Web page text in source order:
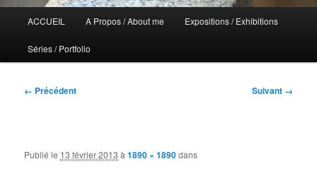
principal
ACCUEIL A Propos / About me Expositions / Exhibitions
Séries / Portfolio
Navigation
← Précédent Suivant →
Publié le 13 février 2013 à1890 × 1890dans